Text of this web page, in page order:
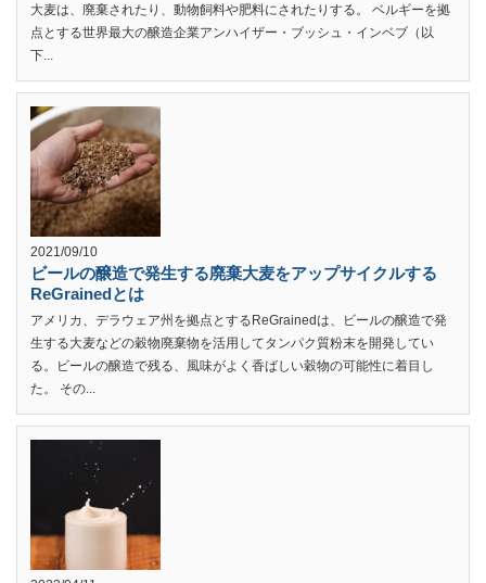
大麦は、廃棄されたり、動物飼料や肥料にされたりする。 ベルギーを拠
点とする世界最大の醸造企業アンハイザー・ブッシュ・インベブ（以
下...
2021/09/10
ビールの醸造で発生する廃棄大麦をアップサイクルする
ReGrainedとは
アメリカ、デラウェア州を拠点とするReGrainedは、ビールの醸造で発
生する大麦などの穀物廃棄物を活用してタンパク質粉末を開発してい
る。ビールの醸造で残る、風味がよく香ばしい穀物の可能性に着目し
た。 その...